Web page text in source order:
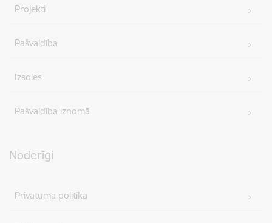
Projekti
Pašvaldība
Izsoles
Pašvaldība iznomā
Noderīgi
Privātuma politika